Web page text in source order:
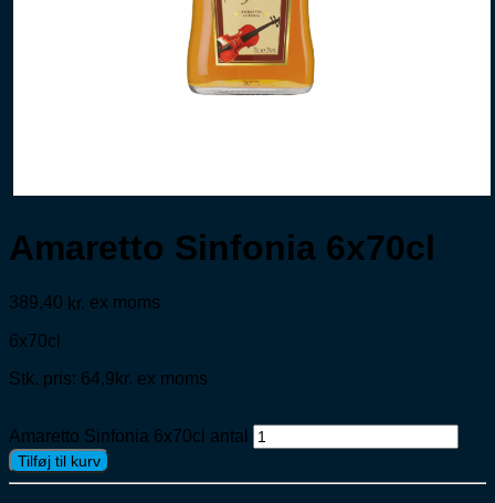
Amaretto Sinfonia 6x70cl
389,40 kr. ex moms
6x70cl
Stk. pris: 64,9kr. ex moms
Amaretto Sinfonia 6x70cl antal
Tilføj til kurv